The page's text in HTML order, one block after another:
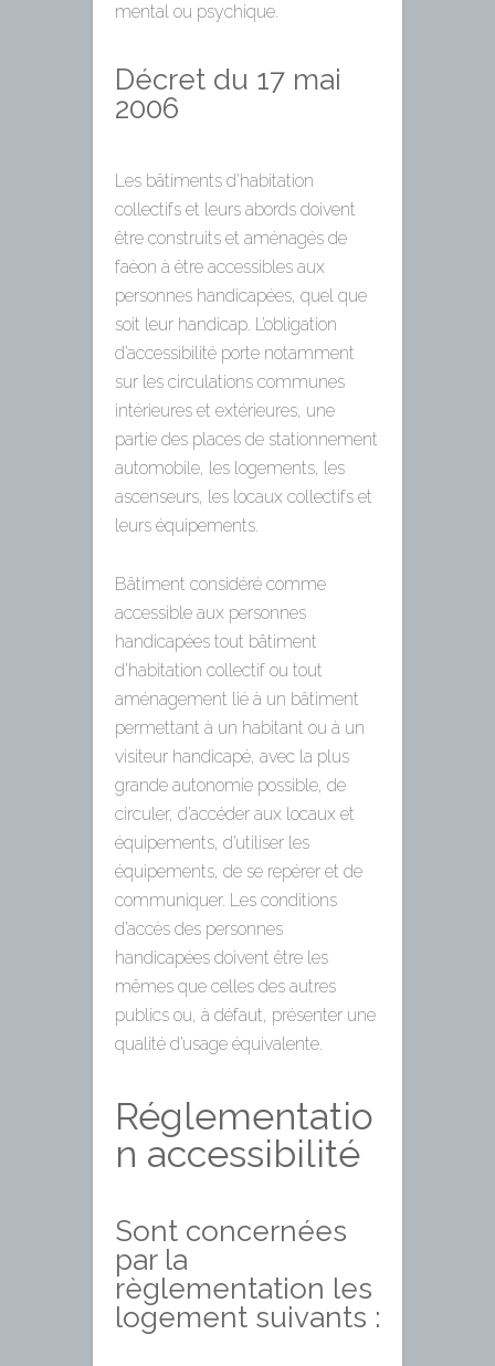
mental ou psychique.
Décret du 17 mai
2006
Les bâtiments d’habitation
collectifs et leurs abords doivent
être construits et aménagés de
faèon à être accessibles aux
personnes handicapées, quel que
soit leur handicap. L’obligation
d’accessibilité porte notamment
sur les circulations communes
intérieures et extérieures, une
partie des places de stationnement
automobile, les logements, les
ascenseurs, les locaux collectifs et
leurs équipements.
Bâtiment considéré comme
accessible aux personnes
handicapées tout bâtiment
d’habitation collectif ou tout
aménagement lié à un bâtiment
permettant à un habitant ou à un
visiteur handicapé, avec la plus
grande autonomie possible, de
circuler, d’accéder aux locaux et
équipements, d’utiliser les
équipements, de se repérer et de
communiquer. Les conditions
d’accès des personnes
handicapées doivent être les
mêmes que celles des autres
publics ou, à défaut, présenter une
qualité d’usage équivalente.
Réglementatio
n accessibilité
Sont concernées
par la
règlementation les
logement suivants :